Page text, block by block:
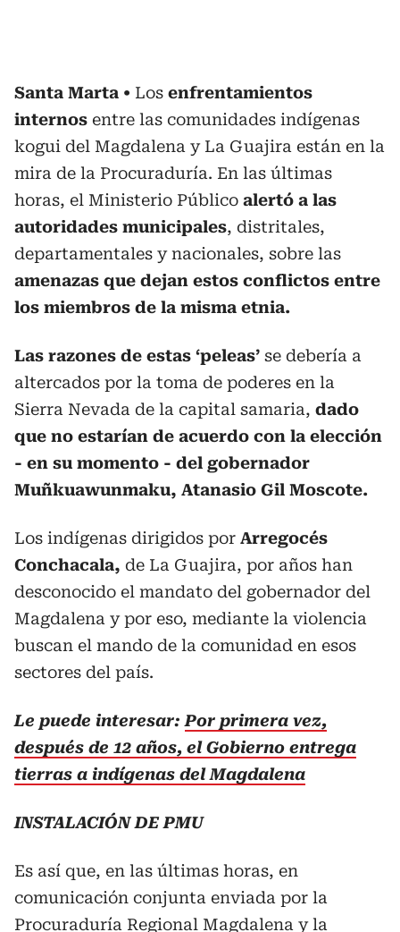
Santa Marta Los enfrentamientos
internos entre las comunidades indígenas
kogui del Magdalena y La Guajira están en la
mira de la Procuraduría. En las últimas
horas, el Ministerio Público alertó a las
autoridades municipales, distritales,
departamentales y nacionales, sobre las
amenazas que dejan estos conflictos entre
los miembros de la misma etnia.
Las razones de estas ‘peleas’ se debería a
altercados por la toma de poderes en la
Sierra Nevada de la capital samaria, dado
que no estarían de acuerdo con la elección
- en su momento - del gobernador
Muñkuawunmaku, Atanasio Gil Moscote.
Los indígenas dirigidos por Arregocés
Conchacala, de La Guajira, por años han
desconocido el mandato del gobernador del
Magdalena y por eso, mediante la violencia
buscan el mando de la comunidad en esos
sectores del país.
Le puede interesar: Por primera vez,
después de 12 años, el Gobierno entrega
tierras a indígenas del Magdalena
INSTALACIÓN DE PMU
Es así que, en las últimas horas, en
comunicación conjunta enviada por la
Procuraduría Regional Magdalena y la